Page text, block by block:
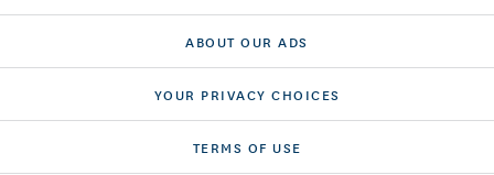
ABOUT OUR ADS
YOUR PRIVACY CHOICES
TERMS OF USE